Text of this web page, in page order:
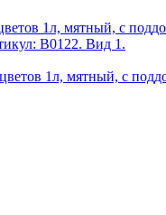
1л, мятный, с